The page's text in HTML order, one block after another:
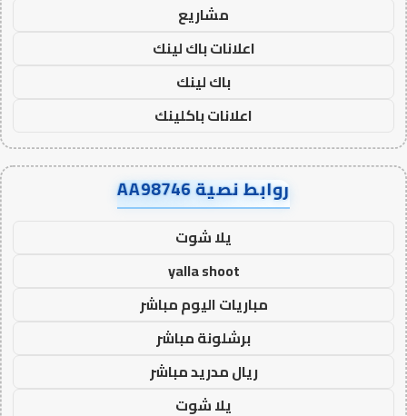
مشاريع
اعلانات باك لينك
باك لينك
اعلانات باكلينك
روابط نصية AA98746
يلا شوت
yalla shoot
مباريات اليوم مباشر
برشلونة مباشر
ريال مدريد مباشر
يلا شوت